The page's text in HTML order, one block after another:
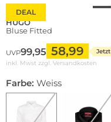
DEAL
HUGO
Bluse Fitted
UVP99,95 58,99 Jetzt
inkl. Mwst zzgl. Versandkosten
Farbe: Weiss